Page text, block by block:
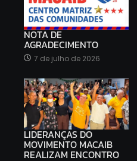
NOTA DE
AGRADECIMENTO
7 de julho de 2026
LIDERANÇAS DO
MOVIMENTO MACAIB
REALIZAM ENCONTRO